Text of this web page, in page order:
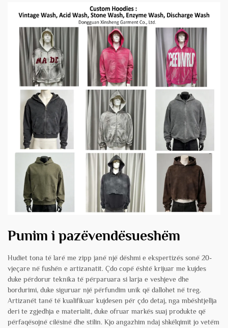
Punim i pazëvendësueshëm
Hudiet tona të larë me zipp janë një dëshmi e ekspertizës sonë 20-
vjeçare në fushën e artizanatit. Çdo copë është krijuar me kujdes
duke përdorur teknika të përparuara si larja e veshjeve dhe
bordurimi, duke siguruar një përfundim unik që dallohet në treg.
Artizanët tanë të kualifikuar kujdesen për çdo detaj, nga mbështjellja
deri te zgjedhja e materialit, duke ofruar markës suaj produkte që
përfaqësojnë cilësinë dhe stilin. Kjo angazhim ndaj shkëlqimit jo vetëm